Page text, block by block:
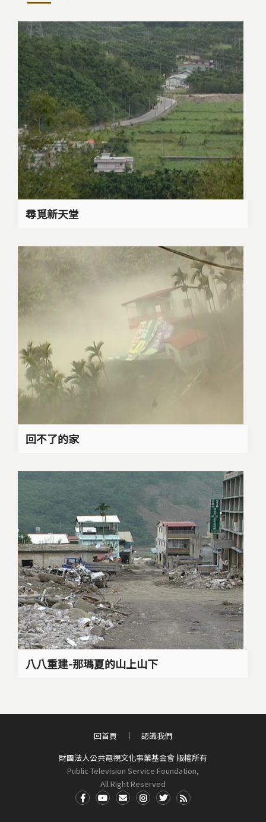
尋覓新天堂
回不了的家
八八重建-那瑪夏的山上山下
財團法人公共電視文化事業基金會 版權所有
Public Television Service Foundation,
All Right Reserved
回首頁 認識我們